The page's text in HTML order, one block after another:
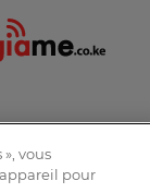
confidentialité
Dakar
vous
pour